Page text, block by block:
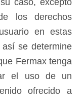
caso, excepto
los derechos
en estas
se determine
Fermax tenga
el uso de un
ofrecido a